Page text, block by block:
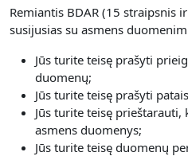
Remiantis BDAR (15 straipsnis
susijusias su asmens
Jūs turite teisę prašyti
duomenų;
Jūs turite teisę prašyti
Jūs turite teisę
asmens duomenys;
Jūs turite teisę duomenų